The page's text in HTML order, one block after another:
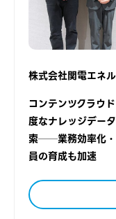
株式会社関電エネ
コンテンツクラウ
度なナレッジデー
索──業務効率化・
員の育成も加速